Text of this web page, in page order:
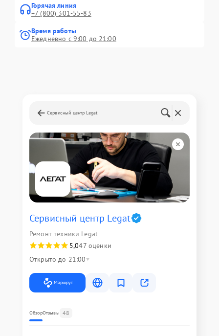
Горячая линия
+7 (800) 301-55-83
Время работы
Ежедневно с 9:00 до 21:00
Сервисный центр Legat
Сервисный центр Legat
Ремонт техники Legat
5,047 оценки
Открыто до 21:00
Маршрут
ОбзорОтзывы 48